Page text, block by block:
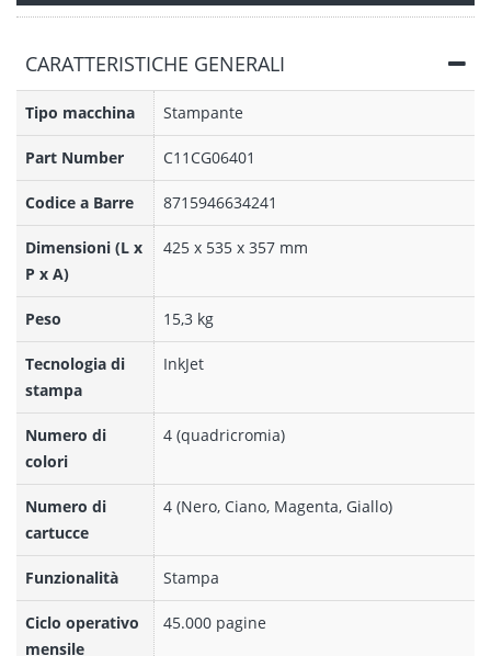
CARATTERISTICHE GENERALI
Tipo macchina Stampante
Part Number C11CG06401
Codice a Barre 8715946634241
Dimensioni (L x
P x A)
425‎ x 535 x 357 mm
Peso 15,3 kg
Tecnologia di
stampa
InkJet
Numero di
colori
4 (quadricromia)
Numero di
cartucce
4 (Nero, Ciano, Magenta, Giallo)
Funzionalità Stampa
Ciclo operativo
mensile
45.000 pagine